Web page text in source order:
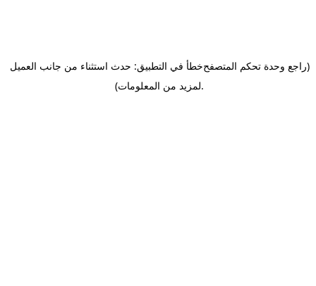
خطأ في التطبيق: حدث استثناء من جانب العميل(راجع وحدة تحكم المتصفح
لمزيد من المعلومات).